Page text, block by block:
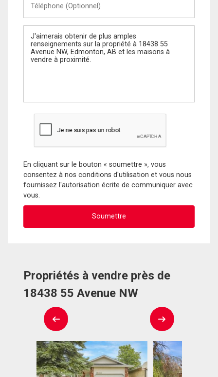
(Optionnel)
Message
En cliquant sur le bouton « soumettre », vous
consentez à nos conditions d'utilisation et vous nous
fournissez l'autorisation écrite de communiquer avec
vous.
Propriétés à vendre près de
18438 55 Avenue NW